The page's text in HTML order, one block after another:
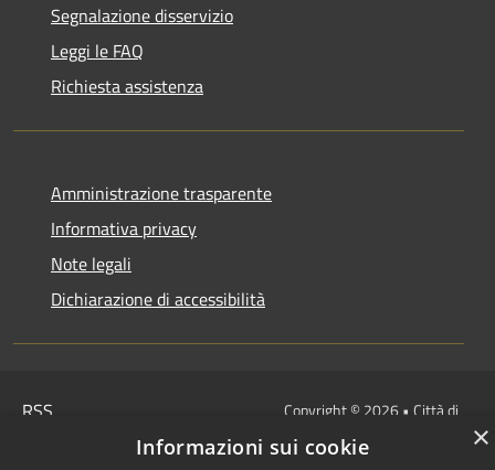
Segnalazione disservizio
Leggi le FAQ
Richiesta assistenza
Amministrazione trasparente
Informativa privacy
Note legali
Dichiarazione di accessibilità
RSS
Copyright © 2026 • Città di
Civitavecchia • Powered by
Municipium
×
Informazioni sui cookie